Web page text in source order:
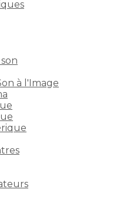
à l'Image